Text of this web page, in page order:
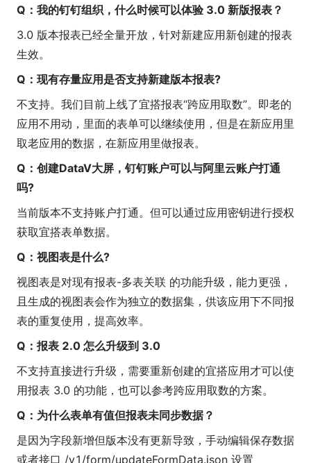
Q：我的钉钉组织，什么时候可以体验 3.0 新版报表？
3.0 版本报表已经全量开放，针对新建应用新创建的报表
生效。
Q：现有存量应用是否支持新建版本报表?
不支持。我们目前上线了宜搭报表“跨应用取数”。即老的
应用不用动，里面的表单可以继续使用，但是在新应用里
取老应用的数据，在新应用里做报表。
Q：创建DataV大屏，钉钉账户可以与阿里云账户打通
吗?
当前版本不支持账户打通。但可以通过应用密钥进行授权
获取宜搭表单数据。
Q：视图表是什么?
视图表是对现有报表-多表关联 的功能升级，能力更强，
且生成的视图表会作为独立的数据集，供该应用下不同报
表的重复使用，提高效率。
Q：报表 2.0 怎么升级到 3.0
不支持直接进行升级，需要重新创建的宜搭应用才可以使
用报表 3.0 的功能，也可以参考跨应用取数的方案。
Q：为什么表单有值但报表未同步数据？
是因为字段新增但版本没有更新导致，手动编辑保存数据
或者接口 /v1/form/updateFormData.json 设置